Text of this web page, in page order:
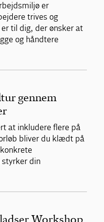
er
trives og
til dig, der ønsker at
og håndtere
gennem
at inkludere flere på
bliver du klædt på
styrker din